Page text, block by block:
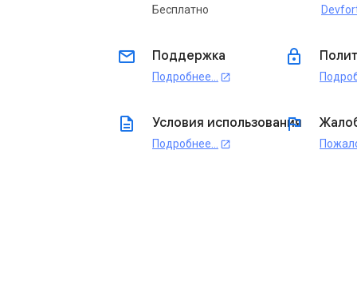
Бесплатно
email Поддержка
Подробнее… open_in_new
lock
description Условия использования
Подробнее… open_in_new
flag